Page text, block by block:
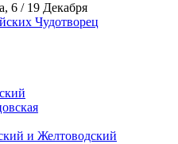
6 / 19 Декабря
Чудотворец
и Желтоводский